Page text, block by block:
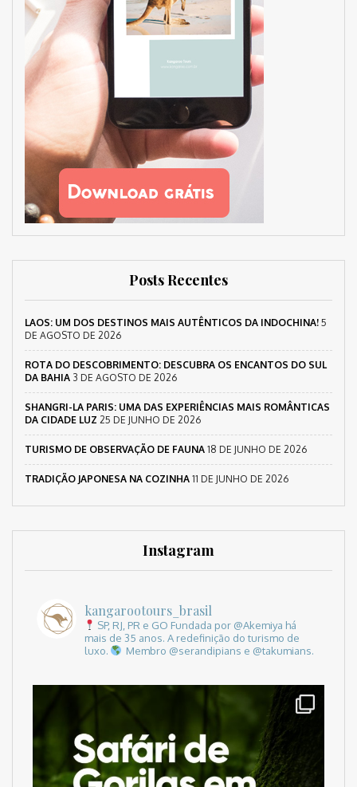
Posts Recentes
LAOS: UM DOS DESTINOS MAIS AUTÊNTICOS DA INDOCHINA! 5
DE AGOSTO DE 2026
ROTA DO DESCOBRIMENTO: DESCUBRA OS ENCANTOS DO SUL
DA BAHIA 3 DE AGOSTO DE 2026
SHANGRI-LA PARIS: UMA DAS EXPERIÊNCIAS MAIS ROMÂNTICAS
DA CIDADE LUZ 25 DE JUNHO DE 2026
TURISMO DE OBSERVAÇÃO DE FAUNA 18 DE JUNHO DE 2026
TRADIÇÃO JAPONESA NA COZINHA 11 DE JUNHO DE 2026
Instagram
kangarootours_brasil
SP, RJ, PR e GO Fundada por @Akemiya há
mais de 35 anos. A redefinição do turismo de
luxo.
Membro @serandipians e @takumians.